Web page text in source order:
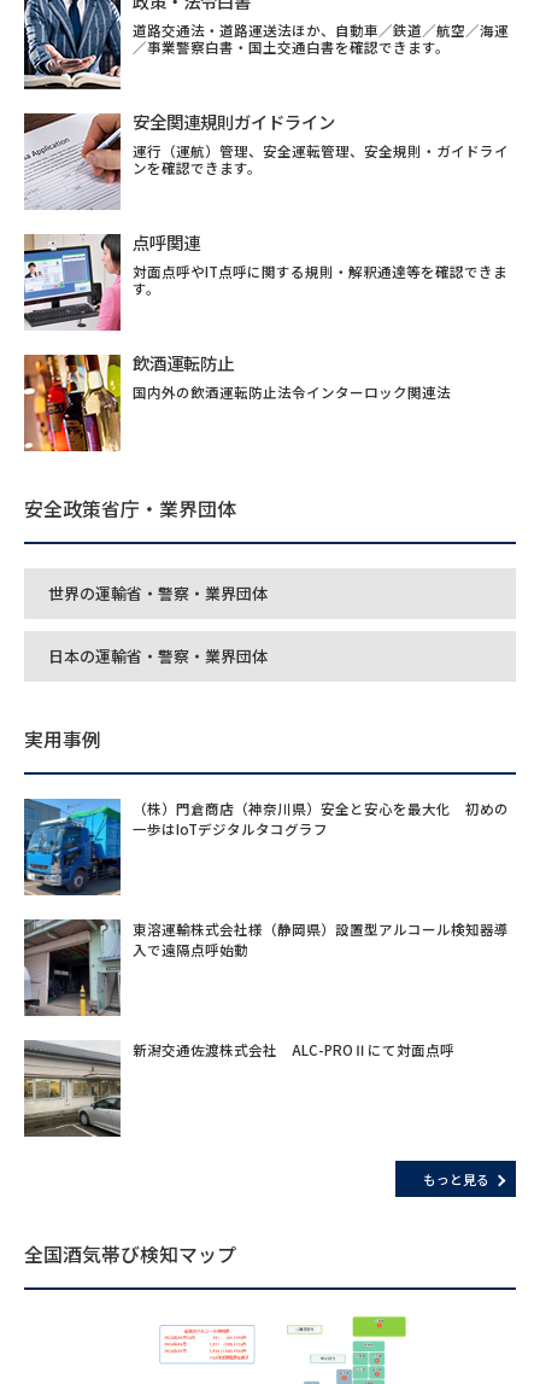
道路交通法・道路運送法ほか、自動車／鉄道／航空／海運
／事業警察白書・国土交通白書を確認できます。
安全関連規則ガイドライン
運行（運航）管理、安全運転管理、安全規則・ガイドライ
ンを確認できます。
点呼関連
対面点呼やIT点呼に関する規則・解釈通達等を確認できま
す。
飲酒運転防止
国内外の飲酒運転防止法令インターロック関連法
安全政策省庁・業界団体
世界の運輸省・警察・業界団体
日本の運輸省・警察・業界団体
実用事例
（株）門倉商店（神奈川県）安全と安心を最大化 初めの
一歩はIoTデジタルタコグラフ
東溶運輸株式会社様（静岡県）設置型アルコール検知器導
入で遠隔点呼始動
新潟交通佐渡株式会社 ALC-PROⅡにて対面点呼
もっと見る
全国酒気帯び検知マップ